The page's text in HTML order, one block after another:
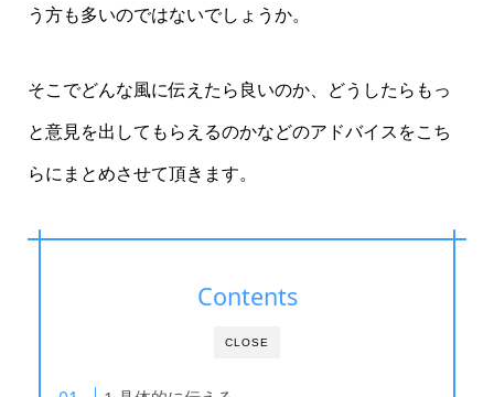
う方も多いのではないでしょうか。
そこでどんな風に伝えたら良いのか、どうしたらもっ
と意見を出してもらえるのかなどのアドバイスをこち
らにまとめさせて頂きます。
CLOSE
Contents